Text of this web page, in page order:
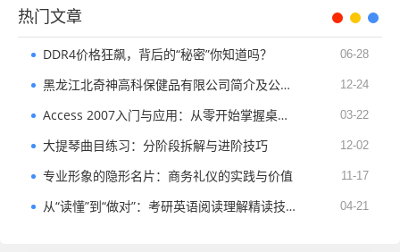
热门文章
DDR4价格狂飙，背后的“秘密”你知道吗？ 06-28
黑龙江北奇神高科保健品有限公司简介及公司构架 12-24
Access 2007入门与应用：从零开始掌握桌面数据库实用技能 03-22
大提琴曲目练习：分阶段拆解与进阶技巧 12-02
专业形象的隐形名片：商务礼仪的实践与价值 11-17
从“读懂”到“做对”：考研英语阅读理解精读技巧与高分策略 04-21